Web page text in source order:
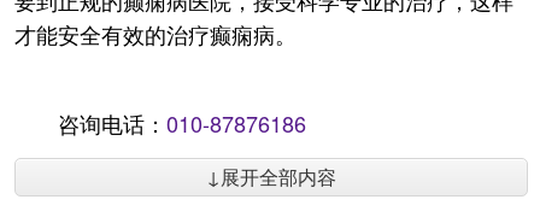
才能安全有效的治疗癫痫病。
咨询电话： 010-87876186
↓展开全部内容